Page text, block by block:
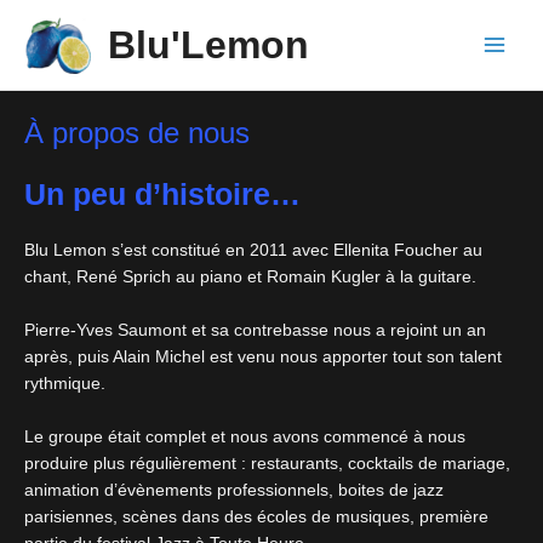
contenu
Blu'Lemon
À propos de nous
Un peu d’histoire…
Blu Lemon s’est constitué en 2011 avec Ellenita Foucher au
chant, René Sprich au piano et Romain Kugler à la guitare.
Pierre-Yves Saumont et sa contrebasse nous a rejoint un an
après, puis Alain Michel est venu nous apporter tout son talent
rythmique.
Le groupe était complet et nous avons commencé à nous
produire plus régulièrement : restaurants, cocktails de mariage,
animation d’évènements professionnels, boites de jazz
parisiennes, scènes dans des écoles de musiques, première